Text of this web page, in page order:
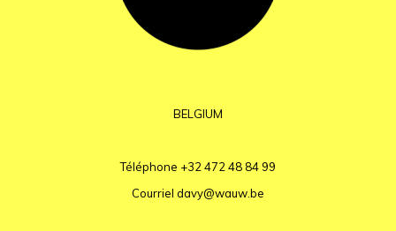
BELGIUM
Téléphone +32 472 48 84 99
Courriel davy@wauw.be